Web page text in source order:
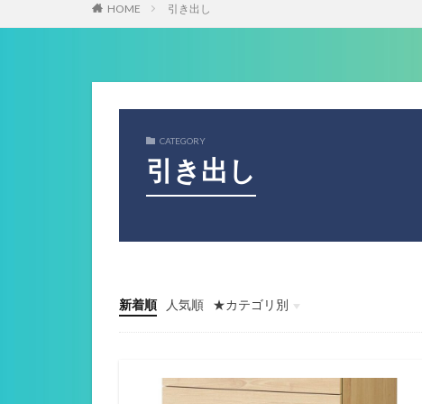
HOME 引き出し
CATEGORY
引き出し
新着順 人気順
★カテゴリ別
ゲーミングデバイス
ガジェット関係
その他(ガジェットや音楽）
音楽機材
マウス
キーボード
ヘッドセット
イヤホン
ゲーミングモニター
ヘッドホン
マイク
配信機材
ゲーミングパッド
ゲーミングチェア
サラウンドアンプ
マウスパッド
Webカメラ
スマートウォッチ
美容
フィットネス
ロボット掃除機
ボードゲーム